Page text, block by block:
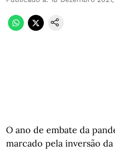
O ano de embate da
marcado pela inversão